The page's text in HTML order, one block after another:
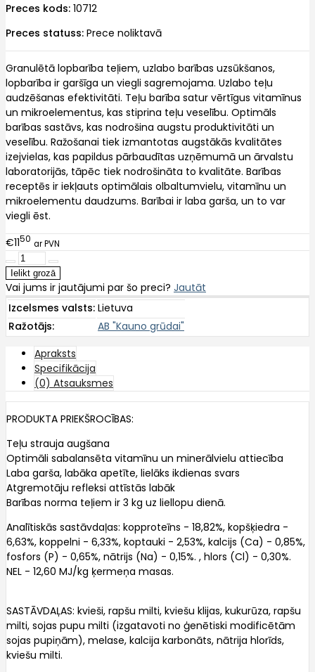
Preces kods: 10712
Preces statuss: Prece noliktavā
Granulētā lopbarība teļiem, uzlabo barības uzsūkšanos,
lopbarība ir garšīga un viegli sagremojama. Uzlabo teļu
audzēšanas efektivitāti. Teļu barība satur vērtīgus vitamīnus
un mikroelementus, kas stiprina teļu veselību. Optimāls
barības sastāvs, kas nodrošina augstu produktivitāti un
veselību. Ražošanai tiek izmantotas augstākās kvalitātes
izejvielas, kas papildus pārbaudītas uzņēmumā un ārvalstu
laboratorijās, tāpēc tiek nodrošināta to kvalitāte. Barības
receptēs ir iekļauts optimālais olbaltumvielu, vitamīnu un
mikroelementu daudzums. Barībai ir laba garša, un to var
viegli ēst.
€1150 ar PVN
Vai jums ir jautājumi par šo preci? Jautāt
Izcelsmes valsts: Lietuva
Ražotājs:
AB "Kauno grūdai"
Apraksts
Specifikācija
(0) Atsauksmes
PRODUKTA PRIEKŠROCĪBAS:
Teļu strauja augšana
Optimāli sabalansēta vitamīnu un minerālvielu attiecība
Laba garša, labāka apetīte, lielāks ikdienas svars
Atgremotāju refleksi attīstās labāk
Barības norma teļiem ir 3 kg uz liellopu dienā.
Analītiskās sastāvdaļas: kopproteīns - 18,82%, kopšķiedra -
6,63%, koppelni - 6,33%, koptauki - 2,53%, kalcijs (Ca) - 0,85%,
fosfors (P) - 0,65%, nātrijs (Na) - 0,15%. , hlors (Cl) - 0,30%.
NEL - 12,60 MJ/kg ķermeņa masas.
SASTĀVDAĻAS: kvieši, rapšu milti, kviešu klijas, kukurūza, rapšu
milti, sojas pupu milti (izgatavoti no ģenētiski modificētām
sojas pupiņām), melase, kalcija karbonāts, nātrija hlorīds,
kviešu milti.